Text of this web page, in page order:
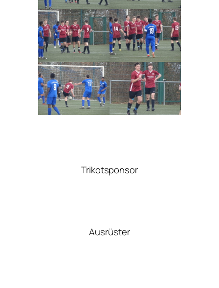
Trikotsponsor
Ausrüster